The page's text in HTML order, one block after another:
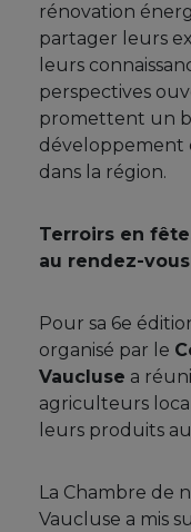
rénovation
partager leurs
leurs
perspectives
promettent un
développement
dans la région.
Terroirs en
au rendez-vous
Pour sa 6e
organisé par le
Vaucluse a
agriculteurs
leurs produits
La Chambre de
Vaucluse a mis